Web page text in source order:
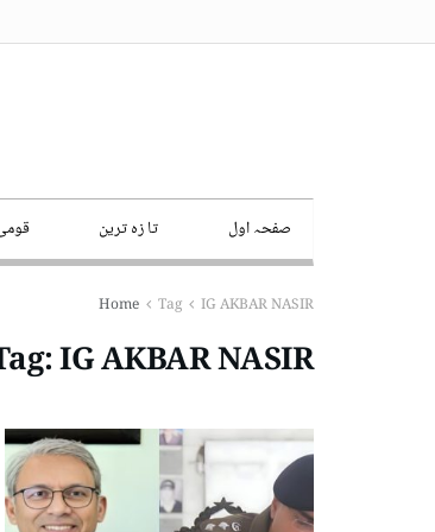
صفحہ اول تا زہ ترین
Home Tag IG AKBAR NASIR
IG AKBAR NASIR